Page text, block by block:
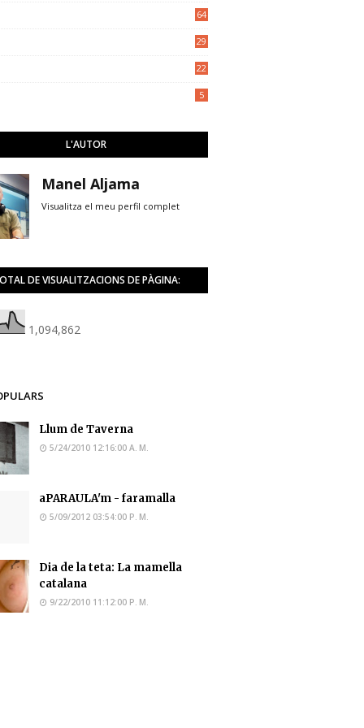
64
29
22
5
L'AUTOR
Manel Aljama
Visualitza el meu perfil complet
DE VISUALITZACIONS DE PÀGINA:
1,094,862
Llum de Taverna
5/24/2010 12:16:00 A. M.
aPARAULA'm - faramalla
5/09/2012 03:54:00 P. M.
Dia de la teta: La mamella
catalana
9/22/2010 11:12:00 P. M.